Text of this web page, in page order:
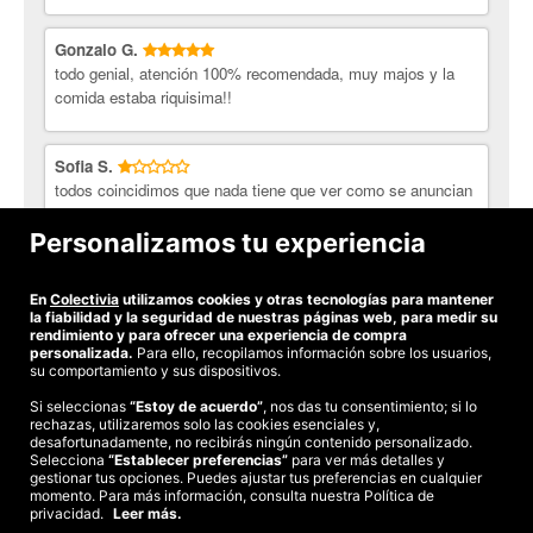
Gonzalo G.
todo genial, atención 100% recomendada, muy majos y la
comida estaba riquisima!!
Sofia S.
todos coincidimos que nada tiene que ver como se anuncian
o como abrieron con pasta fresca y artesana es congelada
como las multinacionales solo que sin apenas ingredientes
Ver todas las opiniones
©2026 Colectivia
Términos y condiciones|Política de privacidad|Política de cookies
Estudio turismo de verano 2020
Personalizamos tu experiencia
En Colectivia utilizamos cookies y otras tecnologías para mantener
la fiabilidad y la seguridad de nuestras páginas web, para medir su
rendimiento y para ofrecer una experiencia de compra
personalizada. Para ello, recopilamos información sobre los usuarios,
su comportamiento y sus dispositivos.
Si seleccionas “Estoy de acuerdo”, nos das tu consentimiento; si lo
rechazas, utilizaremos solo las cookies esenciales y,
desafortunadamente, no recibirás ningún contenido personalizado.
Selecciona “Establecer preferencias” para ver más detalles y
gestionar tus opciones. Puedes ajustar tus preferencias en cualquier
momento. Para más información, consulta nuestra Política de
privacidad. Leer más.